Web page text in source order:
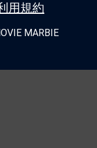
用規約
MARBIE